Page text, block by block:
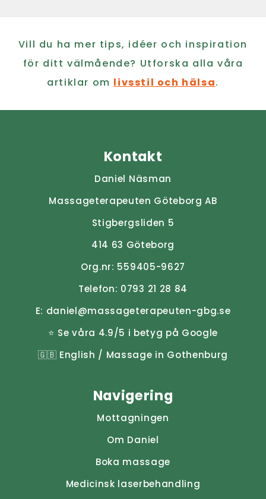
Vill du ha mer tips, idéer och inspiration
för ditt välmående? Utforska alla våra
artiklar om livsstil och hälsa.
Kontakt
Daniel Näsman
Massageterapeuten Göteborg AB
Stigbergsliden 5
414 63 Göteborg
Org.nr: 559405-9627
Telefon: 0793 21 28 84
E: daniel@massageterapeuten-gbg.se
⭐ Se våra 4.9/5 i betyg på Google
🇬🇧 English / Massage in Gothenburg
Navigering
Mottagningen
Om Daniel
Boka massage
Medicinsk laserbehandling